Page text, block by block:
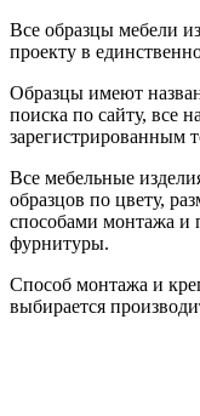
Все образцы мебели
проекту в
Образцы имеют
поиска по сайту, все
зарегистрированным
Все мебельные
образцов по цвету,
способами монтажа и
фурнитуры.
Способ монтажа и
выбирается